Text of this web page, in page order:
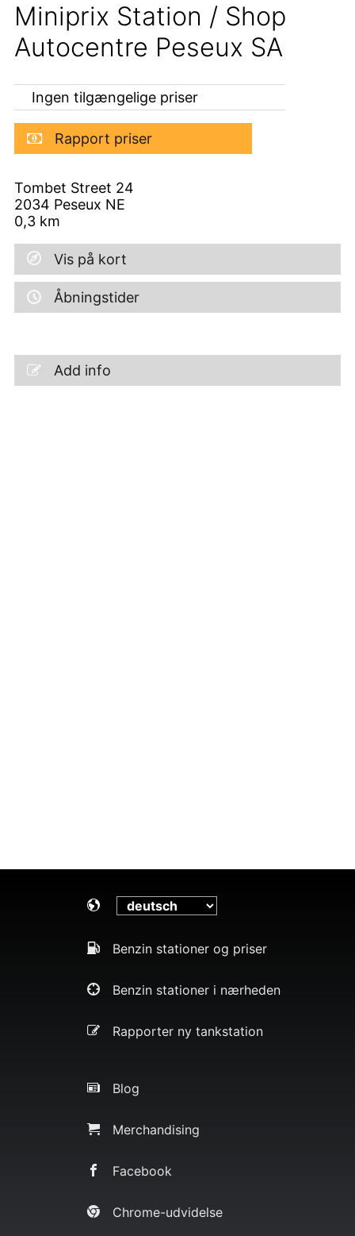
Miniprix Station / Shop
Autocentre Peseux SA
Ingen tilgængelige priser
Rapport priser
Tombet Street 24
2034 Peseux NE
0,3 km
Vis på kort
Åbningstider
Add info
Benzin stationer og priser
Benzin stationer i nærheden
Rapporter ny tankstation
Blog
Merchandising
Facebook
Chrome-udvidelse